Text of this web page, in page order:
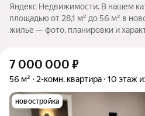
Яндекс Недвижимости. В нашем
площадью от 28,1 м² до 56 м² в
жилье — фото, планировки и
7 000 000 ₽
56 м² 2-комн. квартира 10 этаж
новостройка